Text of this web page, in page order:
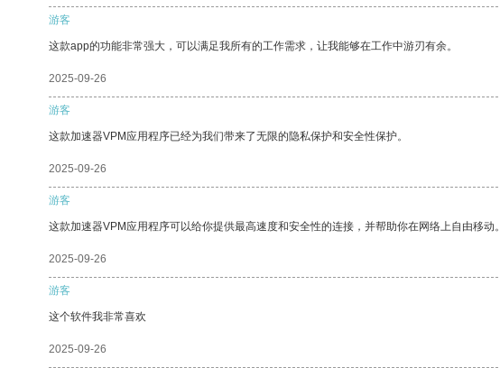
游客
这款app的功能非常强大，可以满足我所有的工作需求，让我能够在工作中游刃有余。
2025-09-26
游客
这款加速器VPM应用程序已经为我们带来了无限的隐私保护和安全性保护。
2025-09-26
游客
这款加速器VPM应用程序可以给你提供最高速度和安全性的连接，并帮助你在网络上自由移动。
2025-09-26
游客
这个软件我非常喜欢
2025-09-26